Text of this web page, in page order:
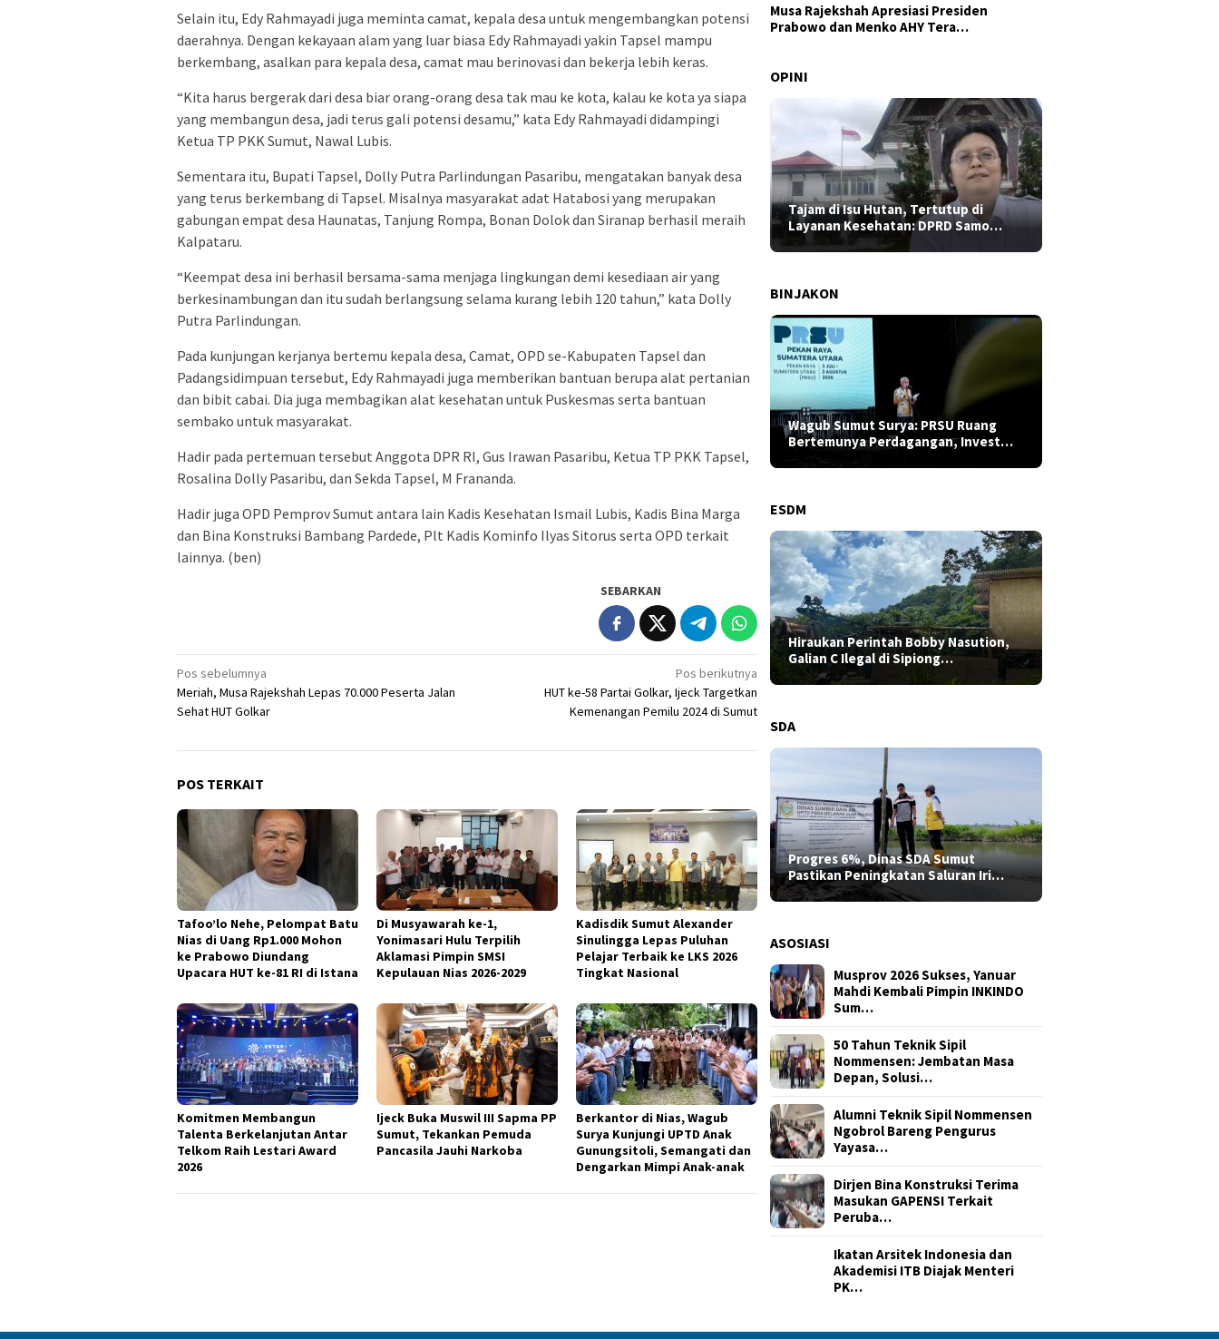
Selain itu, Edy Rahmayadi juga meminta camat, kepala desa untuk mengembangkan potensi
daerahnya. Dengan kekayaan alam yang luar biasa Edy Rahmayadi yakin Tapsel mampu
berkembang, asalkan para kepala desa, camat mau berinovasi dan bekerja lebih keras.
“Kita harus bergerak dari desa biar orang-orang desa tak mau ke kota, kalau ke kota ya siapa
yang membangun desa, jadi terus gali potensi desamu,” kata Edy Rahmayadi didampingi
Ketua TP PKK Sumut, Nawal Lubis.
Sementara itu, Bupati Tapsel, Dolly Putra Parlindungan Pasaribu, mengatakan banyak desa
yang terus berkembang di Tapsel. Misalnya masyarakat adat Hatabosi yang merupakan
gabungan empat desa Haunatas, Tanjung Rompa, Bonan Dolok dan Siranap berhasil meraih
Kalpataru.
“Keempat desa ini berhasil bersama-sama menjaga lingkungan demi kesediaan air yang
berkesinambungan dan itu sudah berlangsung selama kurang lebih 120 tahun,” kata Dolly
Putra Parlindungan.
Pada kunjungan kerjanya bertemu kepala desa, Camat, OPD se-Kabupaten Tapsel dan
Padangsidimpuan tersebut, Edy Rahmayadi juga memberikan bantuan berupa alat pertanian
dan bibit cabai. Dia juga membagikan alat kesehatan untuk Puskesmas serta bantuan
sembako untuk masyarakat.
Hadir pada pertemuan tersebut Anggota DPR RI, Gus Irawan Pasaribu, Ketua TP PKK Tapsel,
Rosalina Dolly Pasaribu, dan Sekda Tapsel, M Frananda.
Hadir juga OPD Pemprov Sumut antara lain Kadis Kesehatan Ismail Lubis, Kadis Bina Marga
dan Bina Konstruksi Bambang Pardede, Plt Kadis Kominfo Ilyas Sitorus serta OPD terkait
lainnya. (ben)
SEBARKAN
Navigasi
pos
Pos sebelumnya
Meriah, Musa Rajekshah Lepas 70.000 Peserta Jalan
Sehat HUT Golkar
Pos berikutnya
HUT ke-58 Partai Golkar, Ijeck Targetkan
Kemenangan Pemilu 2024 di Sumut
POS TERKAIT
Tafoo’lo Nehe, Pelompat Batu
Nias di Uang Rp1.000 Mohon
ke Prabowo Diundang
Upacara HUT ke-81 RI di Istana
Di Musyawarah ke-1,
Yonimasari Hulu Terpilih
Aklamasi Pimpin SMSI
Kepulauan Nias 2026-2029
Kadisdik Sumut Alexander
Sinulingga Lepas Puluhan
Pelajar Terbaik ke LKS 2026
Tingkat Nasional
Komitmen Membangun
Talenta Berkelanjutan Antar
Telkom Raih Lestari Award
2026
Ijeck Buka Muswil III Sapma PP
Sumut, Tekankan Pemuda
Pancasila Jauhi Narkoba
Berkantor di Nias, Wagub
Surya Kunjungi UPTD Anak
Gunungsitoli, Semangati dan
Dengarkan Mimpi Anak-anak
Musa Rajekshah Apresiasi Presiden
Prabowo dan Menko AHY Tera…
OPINI
Tajam di Isu Hutan, Tertutup di
Layanan Kesehatan: DPRD Samo…
BINJAKON
Wagub Sumut Surya: PRSU Ruang
Bertemunya Perdagangan, Invest…
ESDM
Hiraukan Perintah Bobby Nasution,
Galian C Ilegal di Sipiong…
SDA
Progres 6%, Dinas SDA Sumut
Pastikan Peningkatan Saluran Iri…
ASOSIASI
Musprov 2026 Sukses, Yanuar
Mahdi Kembali Pimpin INKINDO
Sum…
50 Tahun Teknik Sipil
Nommensen: Jembatan Masa
Depan, Solusi…
Alumni Teknik Sipil Nommensen
Ngobrol Bareng Pengurus
Yayasa…
Dirjen Bina Konstruksi Terima
Masukan GAPENSI Terkait
Peruba…
Ikatan Arsitek Indonesia dan
Akademisi ITB Diajak Menteri
PK…